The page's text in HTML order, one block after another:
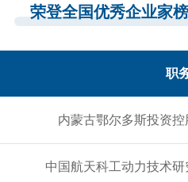
荣登全国优秀企业家
职
内蒙古鄂尔多斯投资
中国航天科工动力技术